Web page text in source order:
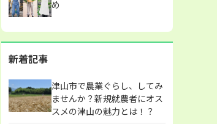
め
新着記事
津山市で農業ぐらし、してみ
ませんか？新規就農者にオス
スメの津山の魅力とは！？